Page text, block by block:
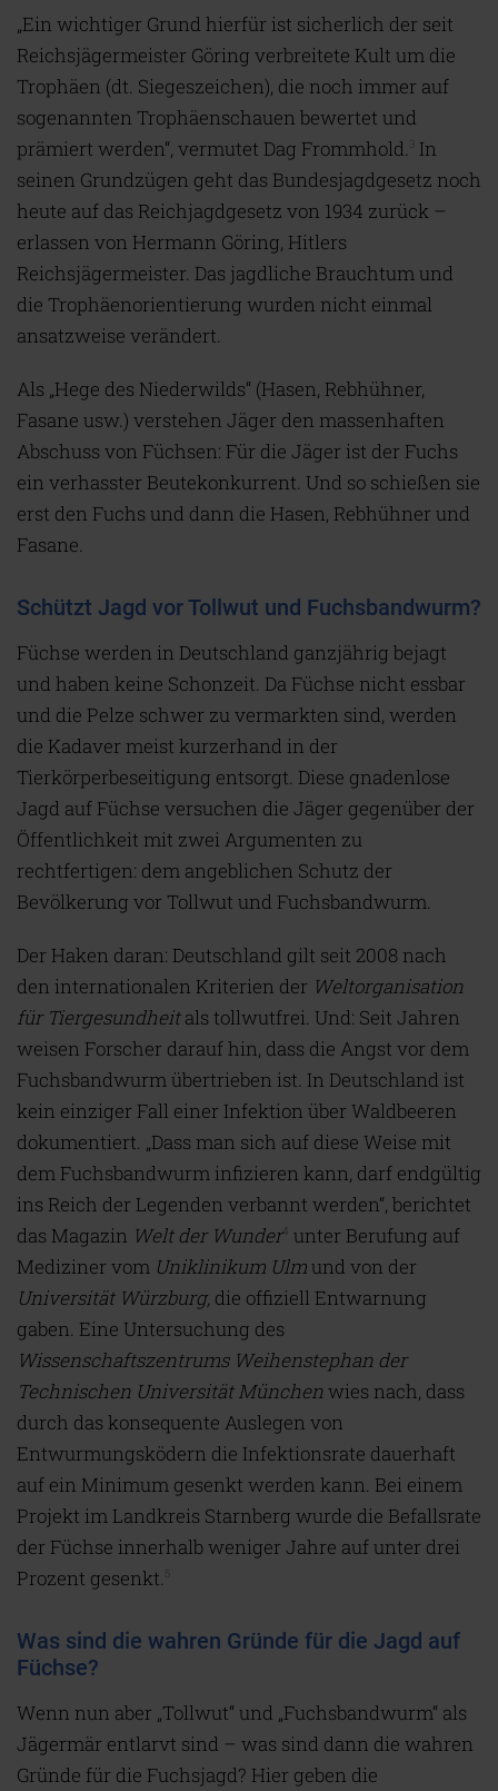
„Ein wichtiger Grund hierfür ist sicherlich der seit
Reichsjägermeister Göring verbreitete Kult um die
Trophäen (dt. Siegeszeichen), die noch immer auf
sogenannten Trophäenschauen bewertet und
prämiert werden“, vermutet Dag Frommhold.
In
seinen Grundzügen geht das Bundesjagdgesetz noch
heute auf das Reichjagdgesetz von 1934 zurück –
erlassen von Hermann Göring, Hitlers
Reichsjägermeister. Das jagdliche Brauchtum und
die Trophäenorientierung wurden nicht einmal
ansatzweise verändert.
Als „Hege des Niederwilds“ (Hasen, Rebhühner,
Fasane usw.) verstehen Jäger den massenhaften
Abschuss von Füchsen: Für die Jäger ist der Fuchs
ein verhasster Beutekonkurrent. Und so schießen sie
erst den Fuchs und dann die Hasen, Rebhühner und
Fasane.
Schützt Jagd vor Tollwut und Fuchsbandwurm?
Füchse werden in Deutschland ganzjährig bejagt
und haben keine Schonzeit. Da Füchse nicht essbar
und die Pelze schwer zu vermarkten sind, werden
die Kadaver meist kurzerhand in der
Tierkörperbeseitigung entsorgt. Diese gnadenlose
Jagd auf Füchse versuchen die Jäger gegenüber der
Öffentlichkeit mit zwei Argumenten zu
rechtfertigen: dem angeblichen Schutz der
Bevölkerung vor Tollwut und Fuchsbandwurm.
Der Haken daran: Deutschland gilt seit 2008 nach
den internationalen Kriterien der Weltorganisation
für Tiergesundheitals tollwutfrei. Und: Seit Jahren
weisen Forscher darauf hin, dass die Angst vor dem
Fuchsbandwurm übertrieben ist. In Deutschland ist
kein einziger Fall einer Infektion über Waldbeeren
dokumentiert. „Dass man sich auf diese Weise mit
dem Fuchsbandwurm infizieren kann, darf endgültig
ins Reich der Legenden verbannt werden“, berichtet
das Magazin Welt der Wunder4 unter Berufung auf
Mediziner vom Uniklinikum Ulmund von der
Universität Würzburg, die offiziell Entwarnung
gaben. Eine Untersuchung des
Wissenschaftszentrums Weihenstephan der
Technischen Universität Münchenwies nach, dass
durch das konsequente Auslegen von
Entwurmungsködern die Infektionsrate dauerhaft
auf ein Minimum gesenkt werden kann. Bei einem
Projekt im Landkreis Starnberg wurde die Befallsrate
der Füchse innerhalb weniger Jahre auf unter drei
Prozent gesenkt.
Was sind die wahren Gründe für die Jagd auf
Füchse?
Wenn nun aber „Tollwut“ und „Fuchsbandwurm“ als
Jägermär entlarvt sind – was sind dann die wahren
Gründe für die Fuchsjagd? Hier geben die